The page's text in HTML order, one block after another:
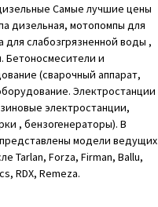
Самые лучшие цены
дизельная, мотопомпы для
для слабозгрязненной воды ,
Бетоносмесители и
(сварочный аппарат,
Электростанции
электростанции,
, бензогенераторы). В
представлены модели ведущих
Tarlan, Forza, Firman, Ballu,
RDX, Remeza.